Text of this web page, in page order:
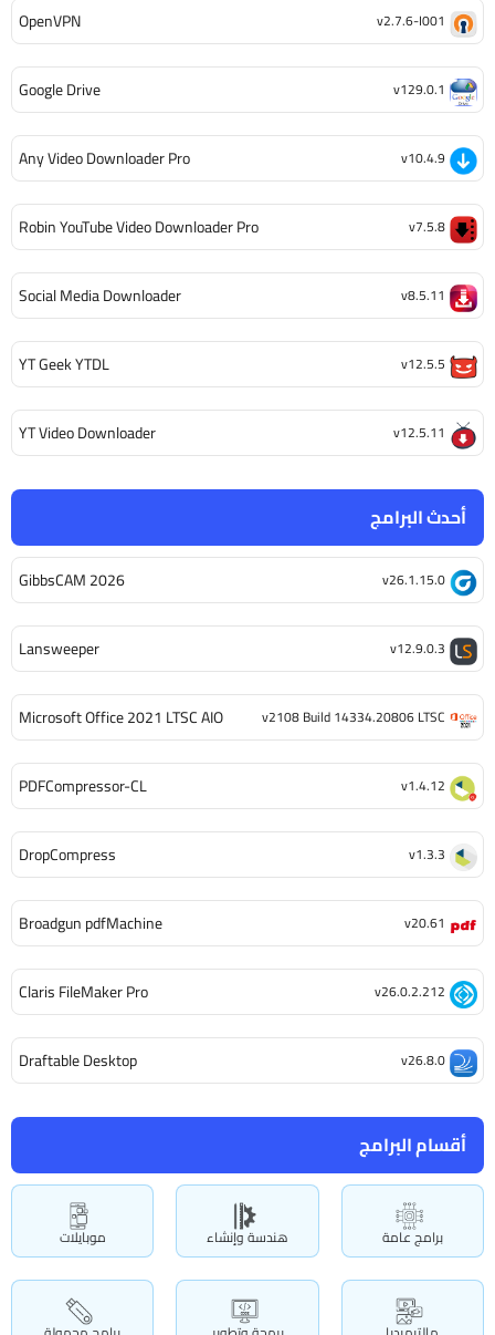
أقسام البرامج
برامج عامة هندسة وإنشاء موبايلات
أحدث البرامج
GibbsCAM 2026 v26.1.15.0
Lansweeper v12.9.0.3
Microsoft Office 2021 LTSC AIO v2108 Build 14334.20806 LTSC
PDFCompressor-CL v1.4.12
DropCompress v1.3.3
Broadgun pdfMachine v20.61
Claris FileMaker Pro v26.0.2.212
Draftable Desktop v26.8.0
OpenVPN v2.7.6-I001
Google Drive v129.0.1
Any Video Downloader Pro v10.4.9
Robin YouTube Video Downloader Pro v7.5.8
Social Media Downloader v8.5.11
YT Geek YTDL v12.5.5
YT Video Downloader v12.5.11